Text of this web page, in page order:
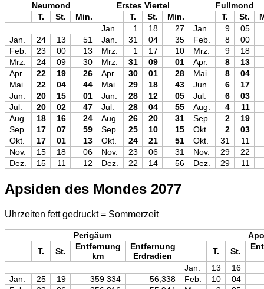
Neumond Erstes Viertel
Fullmond
T.
St. Min. T. St. Min. T. St.
Jan.
1 18 27 Jan. 9
05
Jan.
24 13 51 Jan. 31 04 35 Feb. 8
00
Feb.
23 00 13 Mrz. 1 17 10 Mrz. 9
18
Mrz.
24 09 30 Mrz. 31 09 01 Apr. 8
13
Apr.
22 19 26 Apr. 30 01 28 Mai 8
04
Mai
22 04 44 Mai 29 18 43 Jun. 6
17
Jun.
20 15 01 Jun. 28 12 05 Jul. 6
03
Jul.
20 02 47 Jul. 28 04 55 Aug. 4
11
Aug.
18 16 24 Aug. 26 20 31 Sep. 2
19
Sep.
17 07 59 Sep. 25 10 15 Okt. 2
03
Okt.
17 01 13 Okt. 24 21 51 Okt. 31
11
Nov.
15 18 06 Nov. 23 06 31 Nov. 29
22
Dez.
15 11 12 Dez. 22 14 56 Dez. 29 11
Apsiden des Mondes 2077
Uhrzeiten fett gedruckt = Sommerzeit
Perigäum
T.
St.
Entfernung
km
Entfernung
Erdradien
T. St.
Jan. 13
16
Jan.
25 19 359 334 56,338 Feb. 10
04